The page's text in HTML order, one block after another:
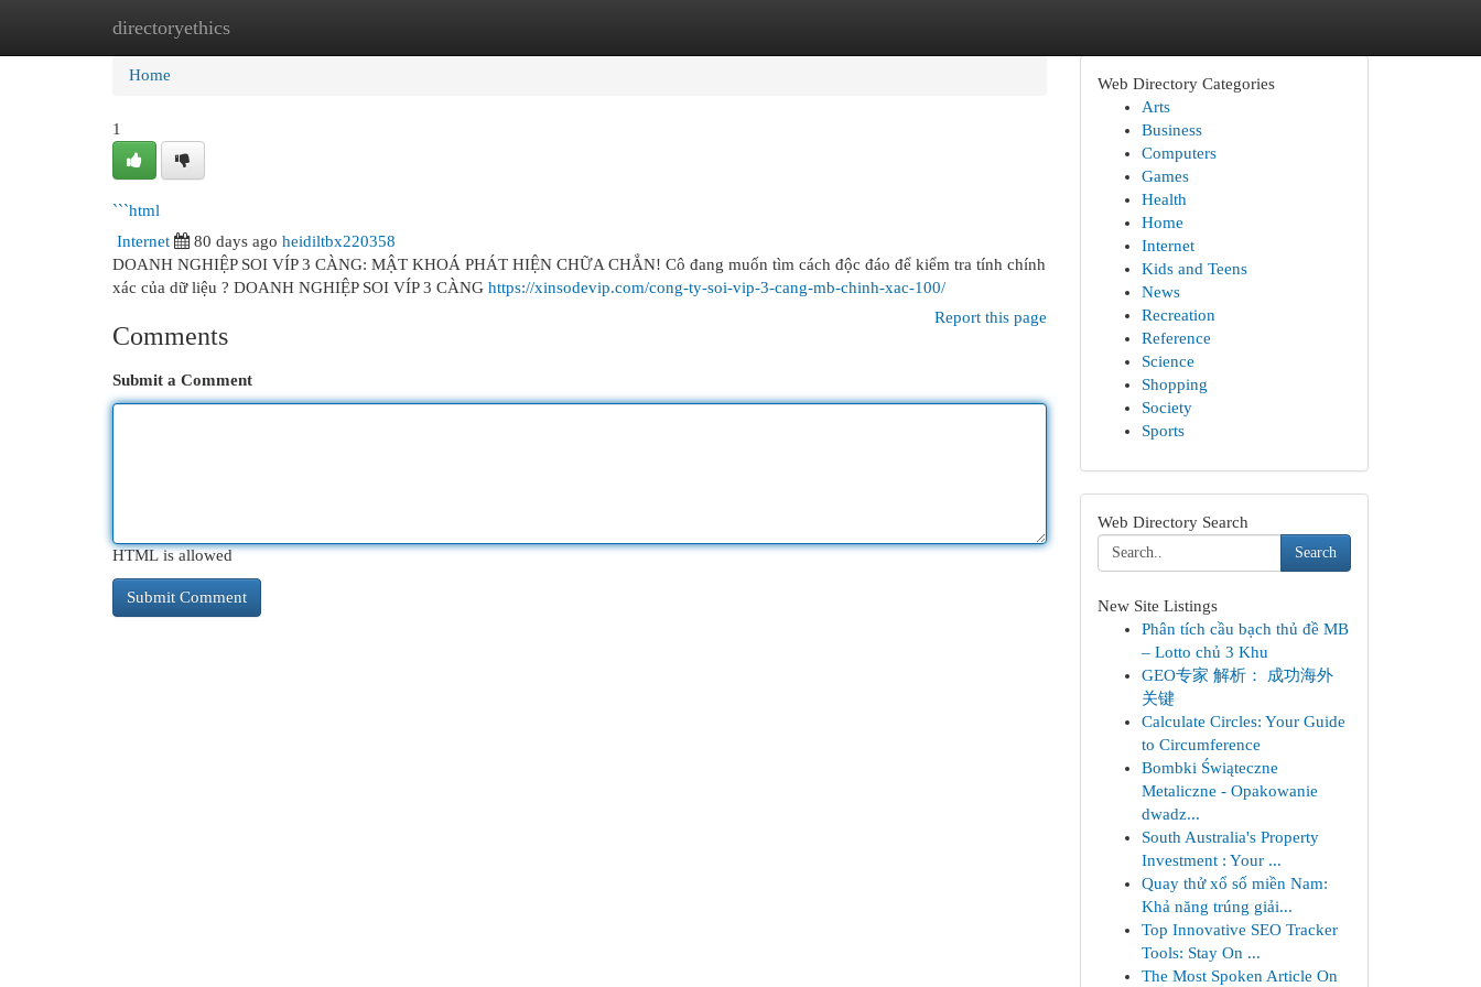
directoryethics
Home New Site Listings
Home
1
```html
Internet
80 days ago heidiltbx220358
DOANH NGHIỆP SOI VÍP 3 CÀNG: MẬT KHOÁ PHÁT HIỆN CHỮA CHẮN! Cô đang muốn tìm cách độc đáo để kiểm tra tính chính
xác của dữ liệu ? DOANH NGHIỆP SOI VÍP 3 CÀNG https://xinsodevip.com/cong-ty-soi-vip-3-cang-mb-chinh-xac-100/
Report this page
Comments
Submit a Comment
HTML is allowed
Web Directory Categories
Arts
Business
Computers
Games
Health
Home
Internet
Kids and Teens
News
Recreation
Reference
Science
Shopping
Society
Sports
Web Directory Search
Search
New Site Listings
Phân tích cầu bạch thủ đề MB
– Lotto chủ 3 Khu
GEO专家 解析： 成功海外
关键
Calculate Circles: Your Guide
to Circumference
Bombki Świąteczne
Metaliczne - Opakowanie
dwadz...
South Australia's Property
Investment : Your ...
Quay thử xổ số miền Nam:
Khả năng trúng giải...
Top Innovative SEO Tracker
Tools: Stay On ...
The Most Spoken Article On